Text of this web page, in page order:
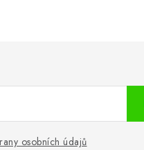
osobních údajů